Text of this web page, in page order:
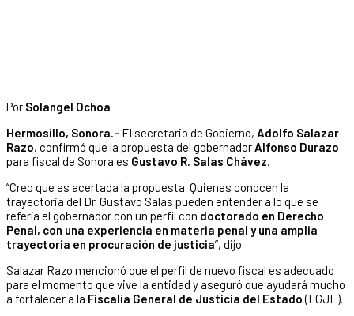
Por Solangel Ochoa
Hermosillo, Sonora.- El secretario de Gobierno, Adolfo Salazar
Razo, confirmó que la propuesta del gobernadorAlfonso Durazo
para fiscal de Sonora es Gustavo R. Salas Chávez.
“Creo que es acertada la propuesta. Quienes conocen la
trayectoria del Dr. Gustavo Salas pueden entender a lo que se
refería el gobernador con un perfil con doctorado en Derecho
Penal, con una experiencia en materia penal y una amplia
trayectoria en procuración de justicia”, dijo.
Salazar Razo mencionó que el perfil de nuevo fiscal es adecuado
para el momento que vive la entidad y aseguró que ayudará mucho
a fortalecer a la Fiscalía General de Justicia del Estado(FGJE).